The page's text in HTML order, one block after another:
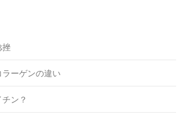
挫
ーゲンの違い
ン？